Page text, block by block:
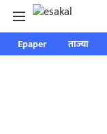
Epaper ताज्या